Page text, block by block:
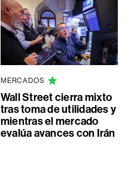
MERCADOS
Wall Street cierra mixto
tras toma de utilidades y
mientras el mercado
evalúa avances con Irán